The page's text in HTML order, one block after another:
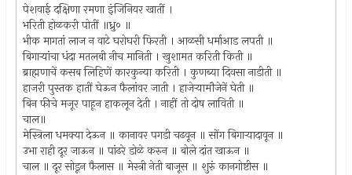
पेशवाई दक्षिणा रमणा इंजिनियर खातीं ।
भरिती होळकरी पोतीं ॥ध्रु० ॥
भीक मागतां लाज न वाटे घरोघरी फिरती । आळसी धर्माआड लपती ॥
बिगार्‍यांचा धंदा मतलबी नीच मानिती । खुशामत करिती किती ॥
ब्राह्मणाचें कसब लिहिणें कारकुन्या करिती । कुणब्या दिवसा नाडीती ॥
हाजरी पुस्तक हातीं घेऊन फैलांवर जाती । हाजेर्‍यामौजेनें घेती ॥
बिन फीचे मजूर पाहून हाकलून देती । नाहीं तो दोष लाविती ॥
चाल॥
मेस्त्रिला धमक्या देऊन ॥ कानावर पगडी चढवून ॥ सोंग बिगार्‍यादावून ॥
उभा राही दूर जाऊन ॥ पांढरे डोळे करुन ॥ बोले दांत खाऊन ॥
चाल ॥ दूर सोडून फैलास ॥ मेस्त्री नेती बाजूस ॥ शुरुं कानगोष्टीस ॥